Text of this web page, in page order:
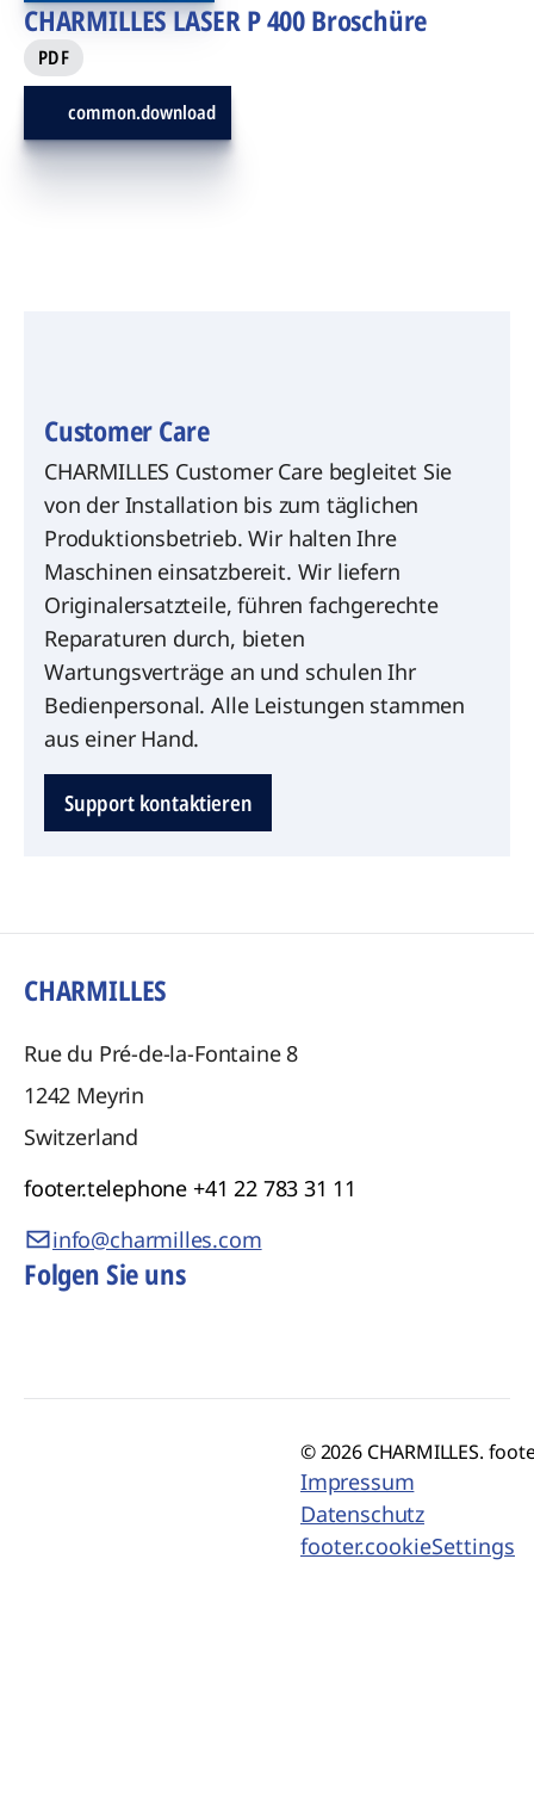
CHARMILLES LASER P 400 Broschüre
PDF
common.download
Customer Care
CHARMILLES Customer Care begleitet Sie
von der Installation bis zum täglichen
Produktionsbetrieb. Wir halten Ihre
Maschinen einsatzbereit. Wir liefern
Originalersatzteile, führen fachgerechte
Reparaturen durch, bieten
Wartungsverträge an und schulen Ihr
Bedienpersonal. Alle Leistungen stammen
aus einer Hand.
Support kontaktieren
CHARMILLES
Rue du Pré-de-la-Fontaine 8
1242 Meyrin
Switzerland
footer.telephone +41 22 783 31 11
info@charmilles.com
Folgen Sie uns
© 2026 CHARMILLES.
Impressum
Datenschutz
footer.cookieSettings